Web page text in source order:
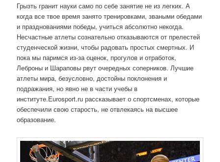
Грызть гранит науки само по себе занятие не из легких. А
когда все твое время занято тренировками, зваными обедами
и празднованиями победы, учиться абсолютно некогда.
Несчастные атлеты сознательно отказываются от прелестей
студенческой жизни, чтобы радовать простых смертных. И
пока мы паримся из-за оценок, прогулов и отработок,
Леброны и Шараповы рвут очередных соперников. Лучшие
атлеты мира, безусловно, достойны поклонения и
подражания, но явно не в части учебы в
институте.Eurosport.ru рассказывает о спортсменах, которые
обеспечили свою старость, не отвлекаясь на высшее
образование.